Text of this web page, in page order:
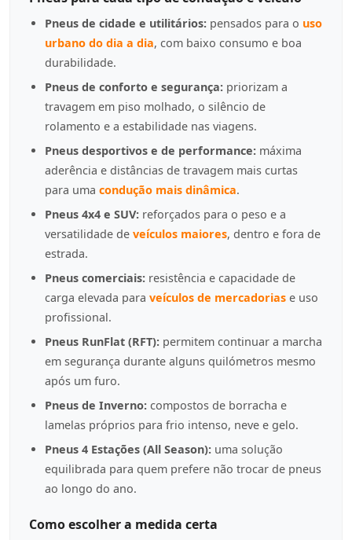
Pneus de cidade e utilitários: pensados para o uso
urbano do dia a dia, com baixo consumo e boa
durabilidade.
Pneus de conforto e segurança: priorizam a
travagem em piso molhado, o silêncio de
rolamento e a estabilidade nas viagens.
Pneus desportivos e de performance: máxima
aderência e distâncias de travagem mais curtas
para uma condução mais dinâmica.
Pneus 4x4 e SUV: reforçados para o peso e a
versatilidade de veículos maiores, dentro e fora de
estrada.
Pneus comerciais: resistência e capacidade de
carga elevada para veículos de mercadorias e uso
profissional.
Pneus RunFlat (RFT): permitem continuar a marcha
em segurança durante alguns quilómetros mesmo
após um furo.
Pneus de Inverno: compostos de borracha e
lamelas próprios para frio intenso, neve e gelo.
Pneus 4 Estações (All Season): uma solução
equilibrada para quem prefere não trocar de pneus
ao longo do ano.
Como escolher a medida certa